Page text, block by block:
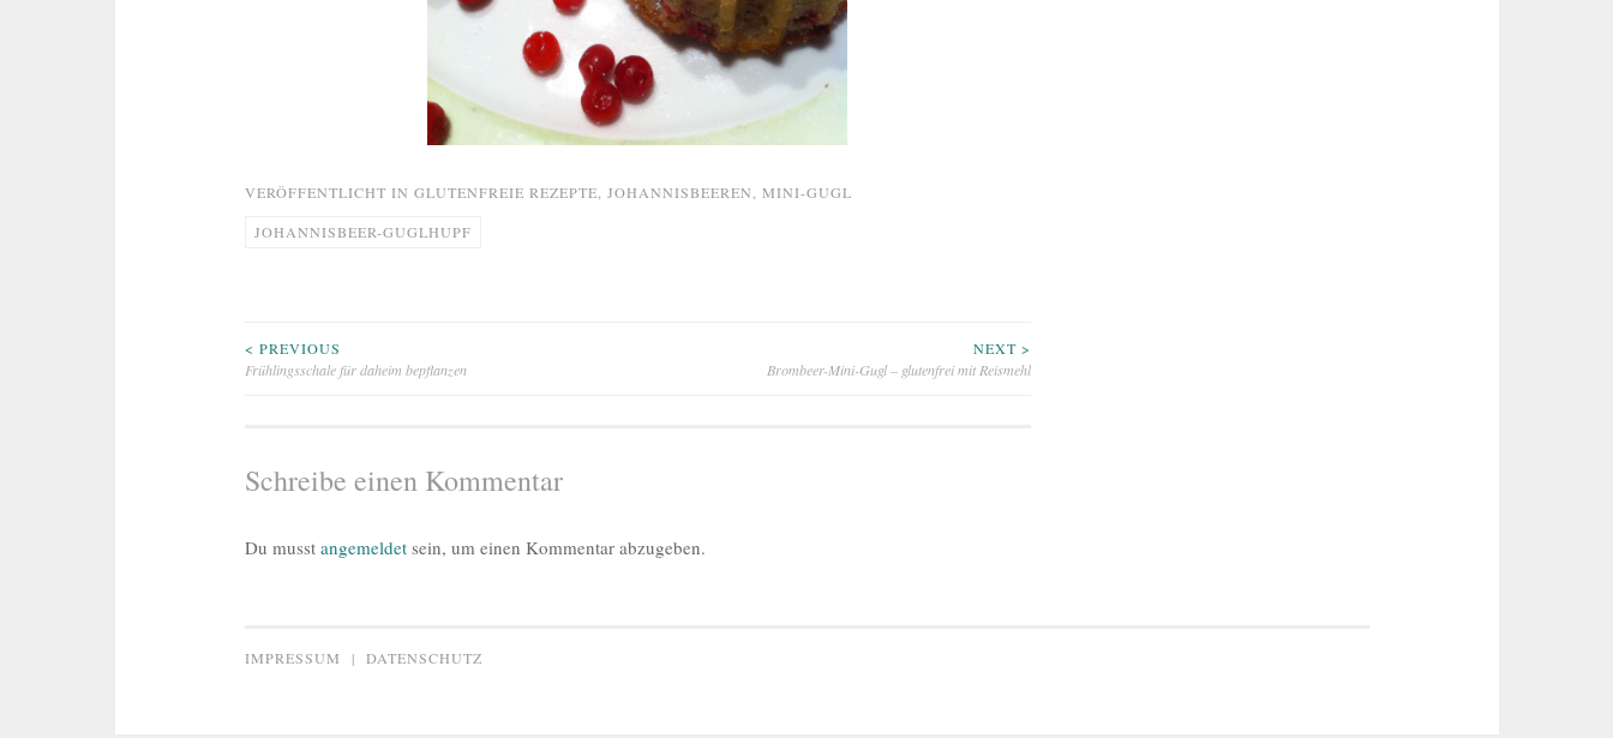
VERÖFFENTLICHT IN GLUTENFREIE REZEPTE JOHANNISBEEREN MINI-GUGL
JOHANNISBEER-GUGLHUPF
Beitragsnavigation
< PREVIOUS
Frühlingsschale für daheim bepflanzen
NEXT >
Brombeer-Mini-Gugl – glutenfrei mit Reismehl
Schreibe einen Kommentar
Du musst angemeldetsein, um einen Kommentar abzugeben.
IMPRESSUM | DATENSCHUTZ